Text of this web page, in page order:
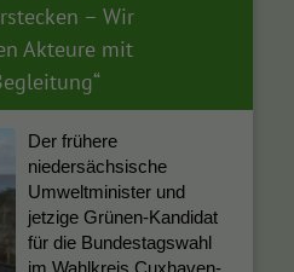
– Wir
Akteure mit
Der frühere
niedersächsische
Umweltminister und
jetzige Grünen-Kandidat
für die Bundestagswahl
im Wahlkreis Cuxhaven-